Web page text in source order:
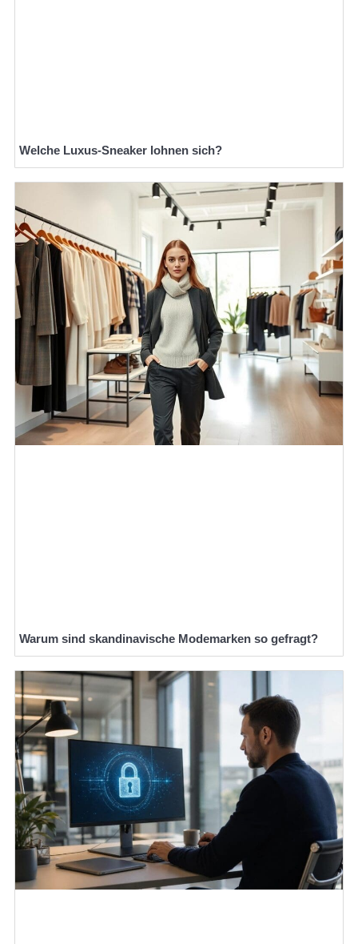
Welche Luxus-Sneaker lohnen sich?
Warum sind skandinavische Modemarken so gefragt?